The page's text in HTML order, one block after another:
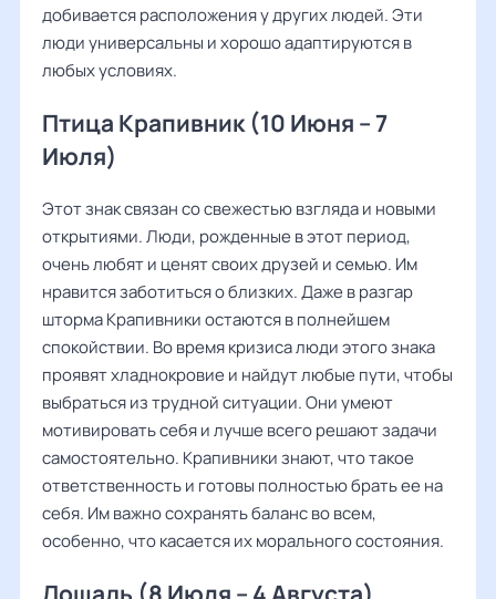
добивается расположения у других людей. Эти
люди универсальны и хорошо адаптируются в
любых условиях.
Птица Крапивник (10 Июня – 7
Июля)
Этот знак связан со свежестью взгляда и новыми
открытиями. Люди, рожденные в этот период,
очень любят и ценят своих друзей и семью. Им
нравится заботиться о близких. Даже в разгар
шторма Крапивники остаются в полнейшем
спокойствии. Во время кризиса люди этого знака
проявят хладнокровие и найдут любые пути, чтобы
выбраться из трудной ситуации. Они умеют
мотивировать себя и лучше всего решают задачи
самостоятельно. Крапивники знают, что такое
ответственность и готовы полностью брать ее на
себя. Им важно сохранять баланс во всем,
особенно, что касается их морального состояния.